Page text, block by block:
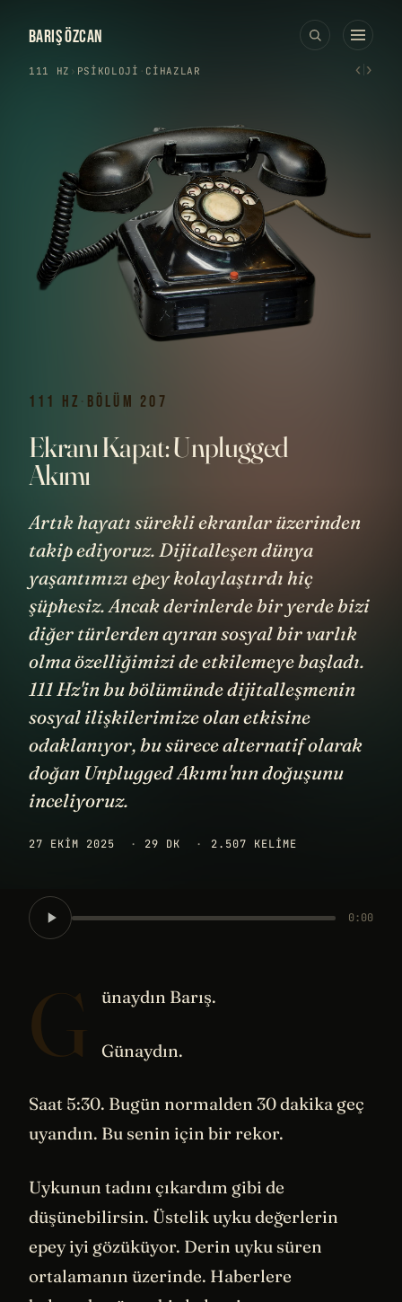
BARIŞ ÖZCAN
111 HZ › PSIKOLOJI · CIHAZLAR ‹ ›
111 HZ · BÖLÜM 207
Ekranı Kapat: Unplugged
Akımı
Artık hayatı sürekli ekranlar üzerinden
takip ediyoruz. Dijitalleşen dünya
yaşantımızı epey kolaylaştırdı hiç
şüphesiz. Ancak derinlerde bir yerde bizi
diğer türlerden ayıran sosyal bir varlık
olma özelliğimizi de etkilemeye başladı.
111 Hz'in bu bölümünde dijitalleşmenin
sosyal ilişkilerimize olan etkisine
odaklanıyor, bu sürece alternatif olarak
doğan Unplugged Akımı'nın doğuşunu
inceliyoruz.
27 EKIM 2025 · 29 DK · 2.507 KELIME
0:00
G ünaydın Barış.
Günaydın.
Saat 5:30. Bugün normalden 30 dakika geç
uyandın. Bu senin için bir rekor.
Uykunun tadını çıkardım gibi de
düşünebilirsin. Üstelik uyku değerlerin
epey iyi gözüküyor. Derin uyku süren
ortalamanın üzerinde. Haberlere